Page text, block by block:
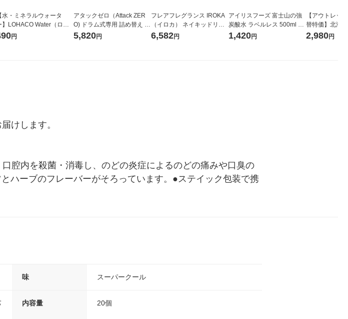
【水・ミネラルウォータ
】LOHACO Water（ロハ
ウォーター）2L ラベルレ
円
アタックゼロ（Attack ZER
O) ドラム式専用 詰め替え メ
ガジャンボ 2300g 1セット
5,820円
フレアフレグランス IROKA
（イロカ） ネイキッドリリ
ーの香り 柔軟剤 詰め替え 超
6,582円
アイリスフーズ 富士山の強
炭酸水 ラベルレス 500ml 1
箱（24本入）
1,420円
【アウトレッ
替特価】北海
し 無洗米 5kg
2,980円
けします。
腔内を殺菌・消毒し、のどの炎症によるのどの痛みや口臭の
ハーブのフレーバーがそろっています。●ステイック包装で携
味 スーパークール
内容量 20個